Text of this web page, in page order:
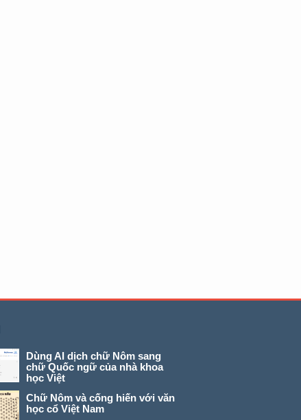
Dùng AI dịch chữ Nôm sang
chữ Quốc ngữ của nhà khoa
học Việt
Chữ Nôm và cống hiến với văn
học cổ Việt Nam